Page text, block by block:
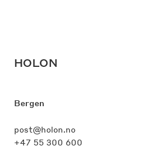
HOLON
Bergen
post@holon.no
+47 55 300 600